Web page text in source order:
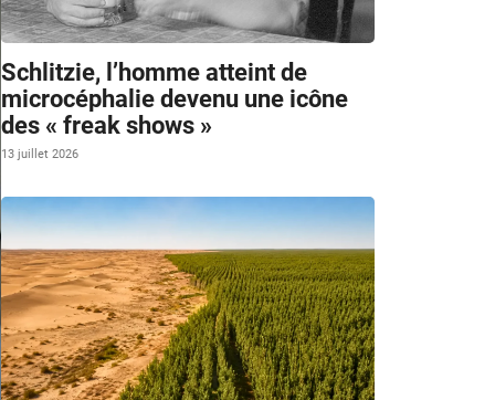
Schlitzie, l’homme atteint de
microcéphalie devenu une icône
des « freak shows »
13 juillet 2026